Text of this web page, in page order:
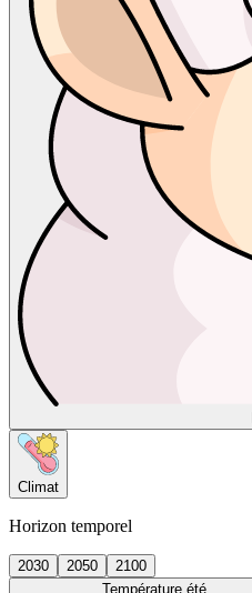
Climat
Horizon temporel
2030 2050
2100
Température été